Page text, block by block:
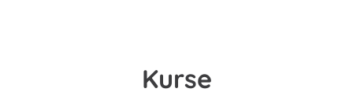
Kurse